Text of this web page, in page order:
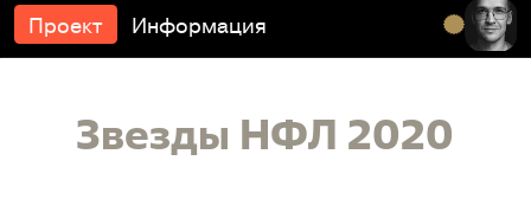
Проект Информация
Звезды НФЛ 2020